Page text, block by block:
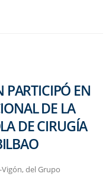
PARTICIPÓ EN
DE LA
DE CIRUGÍA
del Grupo